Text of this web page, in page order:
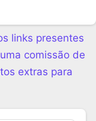
links presentes
comissão de
extras para